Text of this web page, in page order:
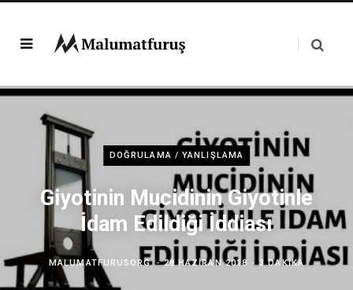
DOĞRULAMA / YANLIŞLAMA
Giyotinin Mucidinin Giyotinle
İdam Edildiği İddiası
MALUMATFURUSORG 28 HAZIRAN 2018 3 DAKIKA